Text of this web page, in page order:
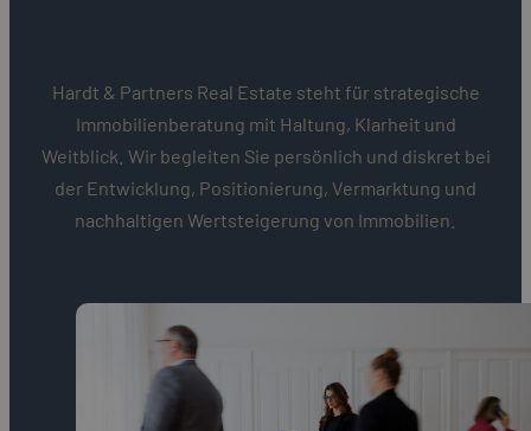
Hardt & Partners Real Estate steht für strategische
Immobilienberatung mit Haltung, Klarheit und
Weitblick. Wir begleiten Sie persönlich und diskret bei
der Entwicklung, Positionierung, Vermarktung und
nachhaltigen Wertsteigerung von Immobilien.